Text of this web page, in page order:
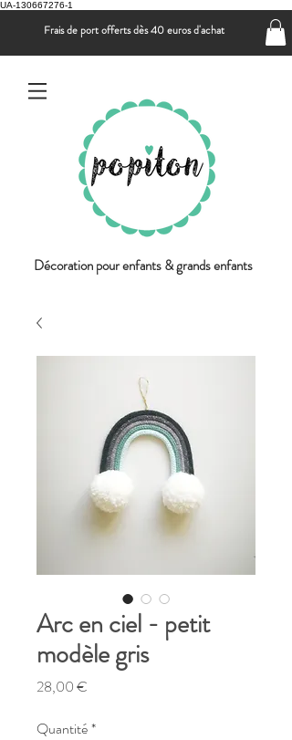
UA-130667276-1
Frais de port offerts dès 40 euros d'achat
Décoration pour enfants & grands enfants
Arc en ciel - petit
modèle gris
28,00 €
Quantité*